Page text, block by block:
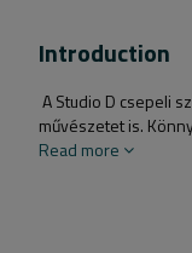
Introduction
A Studio D csepeli
művészetet is.
Read more